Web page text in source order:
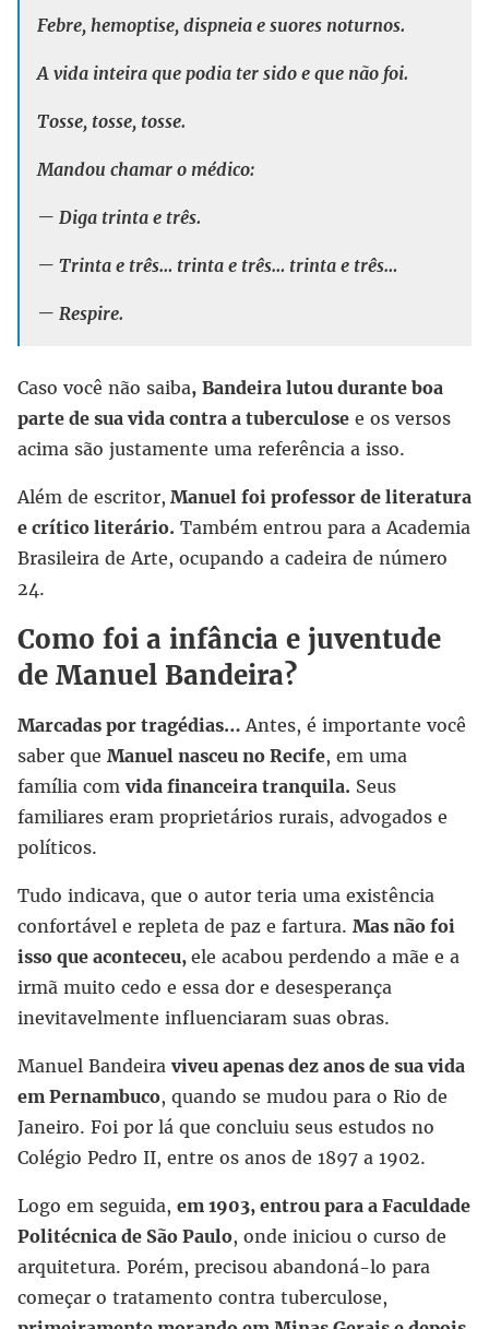
Febre, hemoptise, dispneia e suores noturnos.
A vida inteira que podia ter sido e que não foi.
Tosse, tosse, tosse.
Mandou chamar o médico:
— Diga trinta e três.
— Trinta e três… trinta e três… trinta e três…
— Respire.
Caso você não saiba, Bandeira lutou durante boa
parte de sua vida contra a tuberculose e os versos
acima são justamente uma referência a isso.
Além de escritor, Manuel foi professor de literatura
e crítico literário. Também entrou para a Academia
Brasileira de Arte, ocupando a cadeira de número
24.
Como foi a infância e juventude
de Manuel Bandeira?
Marcadas por tragédias… Antes, é importante você
saber que Manuel nasceu no Recife, em uma
família comvida financeira tranquila. Seus
familiares eram proprietários rurais, advogados e
políticos.
Tudo indicava, que o autor teria uma existência
confortável e repleta de paz e fartura. Mas não foi
isso que aconteceu, ele acabou perdendo a mãe e a
irmã muito cedo e essa dor e desesperança
inevitavelmente influenciaram suas obras.
Manuel Bandeiraviveu apenas dez anos de sua vida
em Pernambuco, quando se mudou para o Rio de
Janeiro. Foi por lá que concluiu seus estudos no
Colégio Pedro II, entre os anos de 1897 a 1902.
Logo em seguida, em 1903, entrou para a Faculdade
Politécnica de São Paulo, onde iniciou o curso de
arquitetura. Porém, precisou abandoná-lo para
começar o tratamento contra tuberculose,